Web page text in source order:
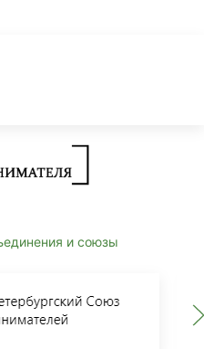
и союзы